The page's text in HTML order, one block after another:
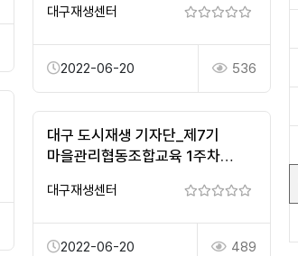
대구재생센터
2022-06-20 536
대구 도시재생 기자단_제7기
마을관리협동조합교육 1주차
대구재생센터
2022-06-20 489